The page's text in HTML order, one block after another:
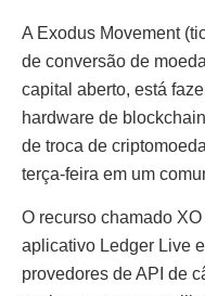
A Exodus Movement
de conversão de
capital aberto, está
hardware de
de troca de
terça-feira em um
O recurso chamado
aplicativo Ledger Live
provedores de API de